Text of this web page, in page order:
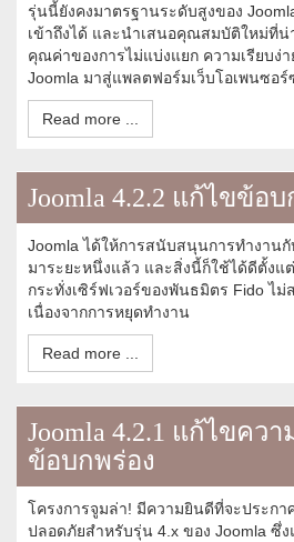
รุ่นนี้ยังคงมาตรฐานระดับสูงของ
เข้าถึงได้ และนำเสนอคุณสมบัติใหม่ที่น่
คุณค่าของการไม่แบ่งแยก ความเรียบง่
Joomla มาสู่แพลตฟอร์มเว็บโอเพนซอ
Read more ...
Joomla 4.2.2 แก้ไขข้อ
Joomla ได้ให้การสนับสนุนการทำงานกั
มาระยะหนึ่งแล้ว และสิ่งนี้ก็ใช้ได้ดีตั้งแ
กระทั่งเซิร์ฟเวอร์ของพันธมิตร Fido ไม่
เนื่องจากการหยุดทำงาน
Read more ...
Joomla 4.2.1 แก้ไขคว
ข้อบกพร่อง
โครงการจูมล่า! มีความยินดีที่จะประกา
ปลอดภัยสำหรับรุ่น 4.x ของ Joomla ซึ่